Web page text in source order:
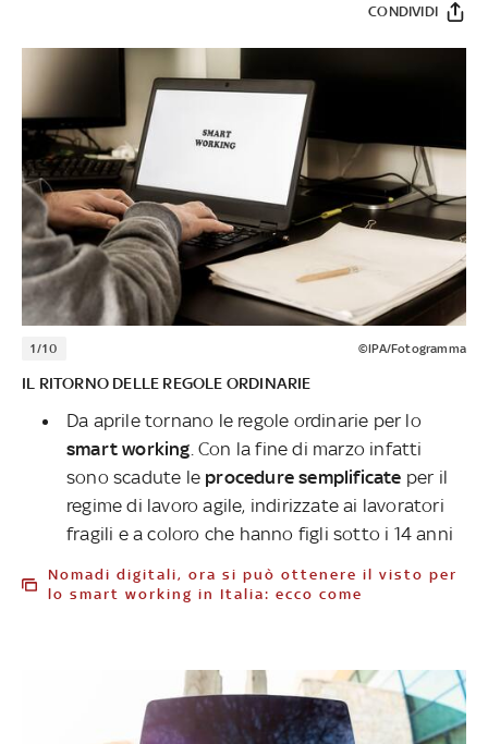
CONDIVIDI
1/10 ©IPA/Fotogramma
IL RITORNO DELLE REGOLE ORDINARIE
Da aprile tornano le regole ordinarie per lo
smart working . Con la fine di marzo infatti
sono scadute le procedure semplificate per il
regime di lavoro agile, indirizzate ai lavoratori
fragili e a coloro che hanno figli sotto i 14 anni
Nomadi digitali, ora si può ottenere il visto per
lo smart working in Italia: ecco come